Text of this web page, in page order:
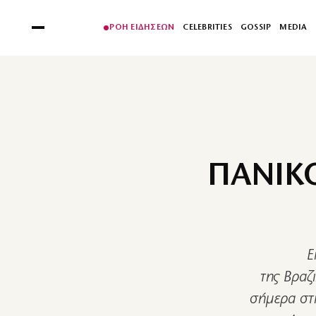
ΡΟΗ ΕΙΔΗΣΕΩΝ CELEBRITIES GOSSIP MEDIA
της
σήμερα